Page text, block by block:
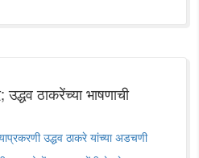
ठाकरेंच्या भाषणाची
उद्धव ठाकरे यांच्या अडचणी